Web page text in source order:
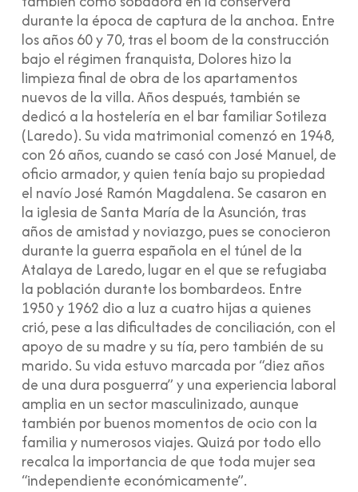
durante la época de captura de la anchoa. Entre
los años 60 y 70, tras el boom de la construcción
bajo el régimen franquista, Dolores hizo la
limpieza final de obra de los apartamentos
nuevos de la villa. Años después, también se
dedicó a la hostelería en el bar familiar Sotileza
(Laredo). Su vida matrimonial comenzó en 1948,
con 26 años, cuando se casó con José Manuel, de
oficio armador, y quien tenía bajo su propiedad
el navío José Ramón Magdalena. Se casaron en
la iglesia de Santa María de la Asunción, tras
años de amistad y noviazgo, pues se conocieron
durante la guerra española en el túnel de la
Atalaya de Laredo, lugar en el que se refugiaba
la población durante los bombardeos. Entre
1950 y 1962 dio a luz a cuatro hijas a quienes
crió, pese a las dificultades de conciliación, con el
apoyo de su madre y su tía, pero también de su
marido. Su vida estuvo marcada por “diez años
de una dura posguerra” y una experiencia laboral
amplia en un sector masculinizado, aunque
también por buenos momentos de ocio con la
familia y numerosos viajes. Quizá por todo ello
recalca la importancia de que toda mujer sea
“independiente económicamente”.